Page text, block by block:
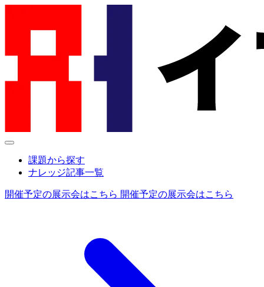
課題から探す
ナレッジ記事一覧
開催予定の展示会はこちら 開催予定の展示会はこちら